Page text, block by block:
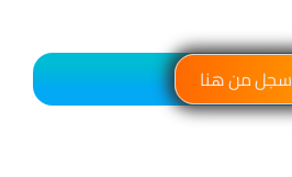
سجل من هنا